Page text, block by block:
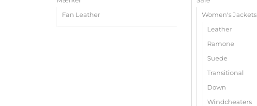
Fan Leather
Women's Jackets
Leather
Ramone
Suede
Transitional
Down
Windcheaters